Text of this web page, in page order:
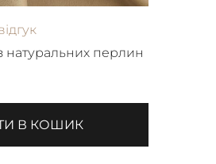
натуральних перлин
В КОШИК